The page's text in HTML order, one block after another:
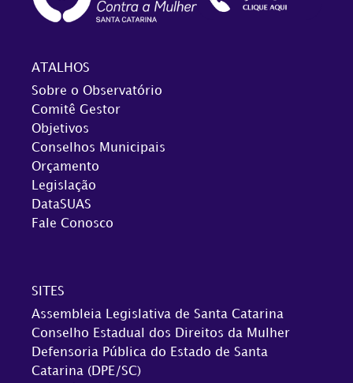
ATALHOS
Sobre o Observatório
Comitê Gestor
Objetivos
Conselhos Municipais
Orçamento
Legislação
DataSUAS
Fale Conosco
SITES
Assembleia Legislativa de Santa Catarina
Conselho Estadual dos Direitos da Mulher
Defensoria Pública do Estado de Santa
Catarina (DPE/SC)